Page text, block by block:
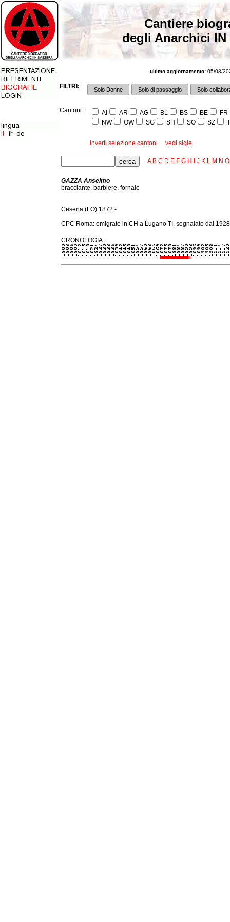
Cantiere
degli Anarchici IN
ultimo aggiornamento: 05/08/
FILTRI: Solo Donne Solo di passaggio Solo
Cantoni: AI AR AG BL BS BE
FR
NW
OW SG SH SO SZ
inverti selezione cantoni vedi sigle
A B C D E F G H J K L M N O
GAZZA Anselmo
bracciante, barbiere, fornaio
Cesena (FO) 1872 -
CPC Roma: emigrato in CH a Lugano TI, segnalato dal
CRONOLOGIA: